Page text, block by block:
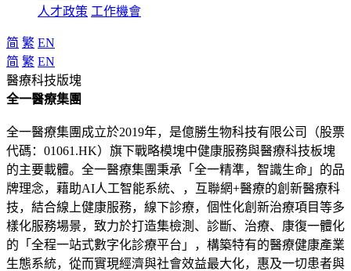
人才政策 工作機會
简 繁 EN
简 繁 EN
醫療科技版塊
全一醫療集團
全一醫療集團成立於2019年，是億勝生物科技有限公司（股票
代碼：01061.HK）旗下戰略模塊中健康服務與醫療科技板塊
的主要載體。全一醫療集團秉承「全一精準，智識生命」的品
牌理念，藉助AI人工智能系統、，互聯網+醫療的創新醫療科
技，結合線上健康服務，線下診療，個性化創新治療項目等多
樣化服務場景，致力於打造集檢測、診斷、治療、康復一體化
的「全程一站式數字化診療平台」，構築特有的醫療健康產業
生態系統，從而實現經濟與社會效益最大化，惠及一切患者與